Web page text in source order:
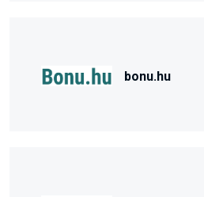
bonu.hu